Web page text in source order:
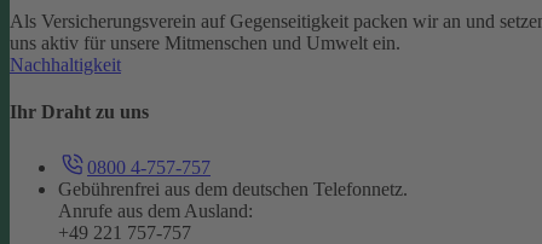
Als Versicherungsverein auf Gegenseitigkeit packen wir an und
uns aktiv für unsere Mitmenschen und Umwelt ein.
Nachhaltigkeit
Ihr Draht zu uns
0800 4-757-757
Gebührenfrei aus dem deutschen Telefonnetz.
Anrufe aus dem Ausland:
+49 221 757-757